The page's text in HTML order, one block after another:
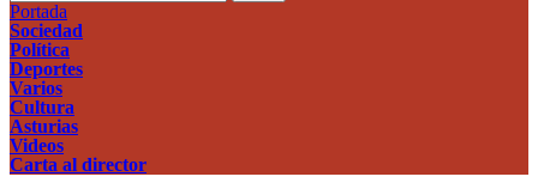
Portada
Sociedad
Política
Deportes
Varios
Cultura
Asturias
Videos
Carta al director